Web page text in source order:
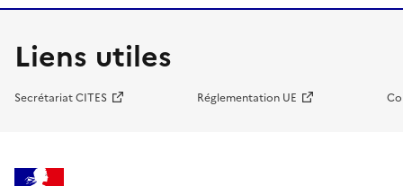
Liens utiles
Secrétariat CITES Réglementation UE